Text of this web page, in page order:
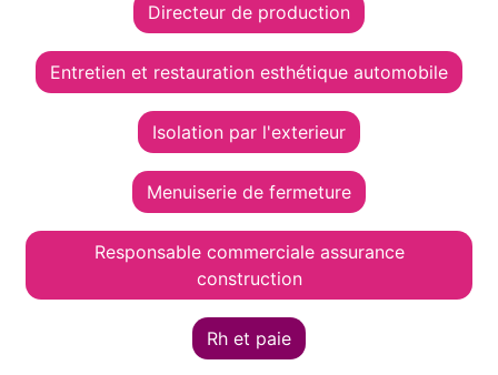
Directeur de production
Entretien et restauration esthétique automobile
Isolation par l'exterieur
Menuiserie de fermeture
Responsable commerciale assurance
construction
Rh et paie